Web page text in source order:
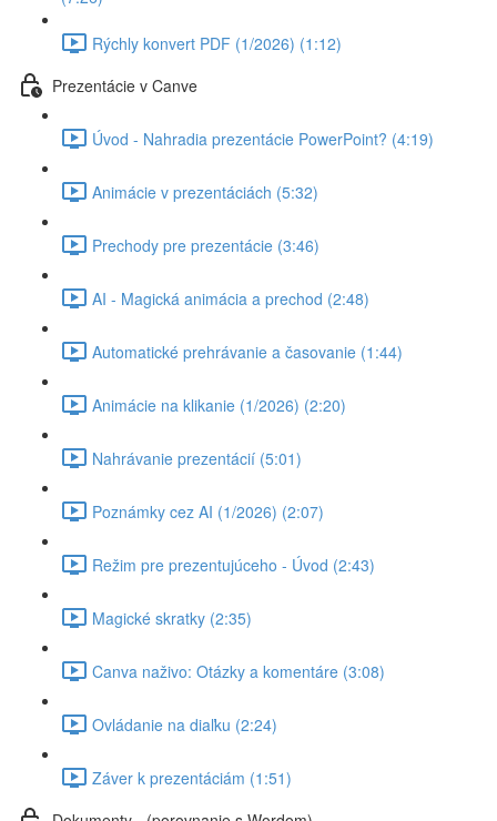
Rýchly konvert PDF (1/2026) (1:12)
Prezentácie v Canve
Úvod - Nahradia prezentácie PowerPoint? (4:19)
Animácie v prezentáciách (5:32)
Prechody pre prezentácie (3:46)
AI - Magická animácia a prechod (2:48)
Automatické prehrávanie a časovanie (1:44)
Animácie na klikanie (1/2026) (2:20)
Nahrávanie prezentácií (5:01)
Poznámky cez AI (1/2026) (2:07)
Režim pre prezentujúceho - Úvod (2:43)
Magické skratky (2:35)
Canva naživo: Otázky a komentáre (3:08)
Ovládanie na diaľku (2:24)
Záver k prezentáciám (1:51)